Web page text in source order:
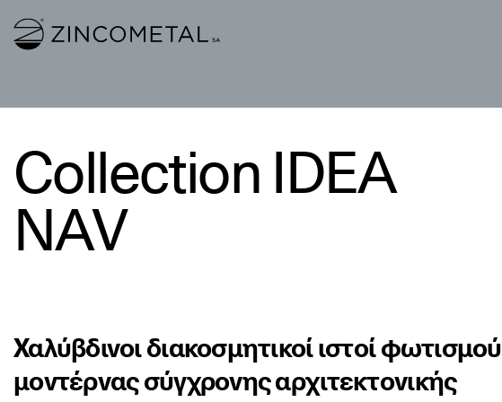
Link to homepage
Collection IDEA
NAV
Χαλύβδινοι διακοσμητικοί ιστοί φωτισμού
μοντέρνας σύγχρονης αρχιτεκτονικής